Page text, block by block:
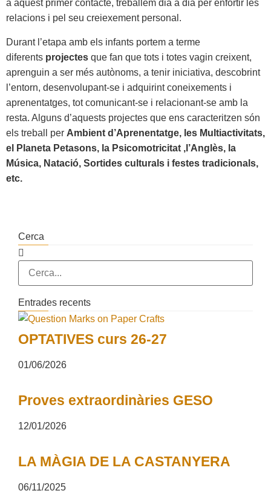
a aquest primer contacte, treballem dia a dia per enfortir les
relacions i pel seu creiexement personal.
Durant l’etapa amb els infants portem a terme
diferents projectes que fan que tots i totes vagin creixent,
aprenguin a ser més autònoms, a tenir iniciativa, descobrint
l’entorn, desenvolupant-se i adquirint coneixements i
aprenentatges, tot comunicant-se i relacionant-se amb la
resta. Alguns d’aquests projectes que ens caracteritzen són
els treball per Ambient d’Aprenentatge, les Multiactivitats,
el Planeta Petasons, la Psicomotricitat ,l’Anglès, la
Música, Natació, Sortides culturals i festes tradicionals,
etc.
Cerca
Entrades recents
OPTATIVES curs 26-27
01/06/2026
Proves extraordinàries GESO
12/01/2026
LA MÀGIA DE LA CASTANYERA
06/11/2025